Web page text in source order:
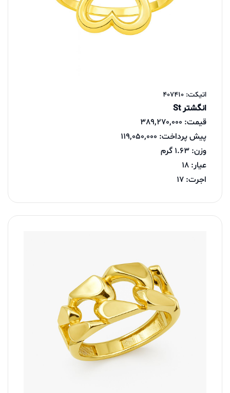
اتیکت: 407410
انگشتر St
قیمت: 389,270,000
پیش پرداخت: 119,050,000
وزن: 1.63 گرم
عیار: 18
اجرت: 17